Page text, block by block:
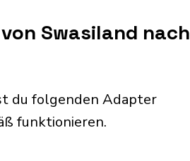
Swasiland nach
du folgenden Adapter
funktionieren.